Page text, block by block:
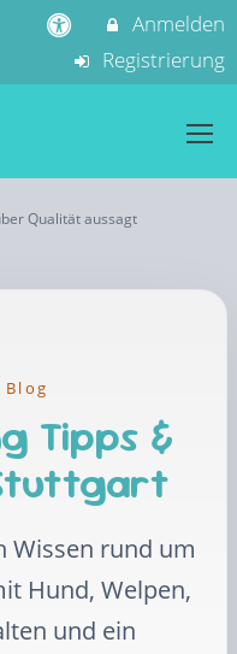
Anmelden
Registrierung
Qualität aussagt
Tipps &
Wissen rund um
Hund, Welpen,
und ein